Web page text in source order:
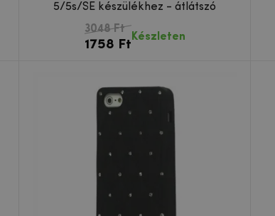
5/5s/SE készülékhez - átlátszó
3048 Ft
1758 Ft
Készleten